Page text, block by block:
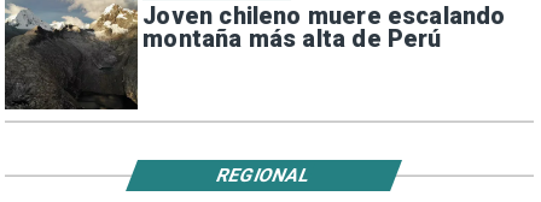
Joven chileno muere escalando
montaña más alta de Perú
REGIONAL